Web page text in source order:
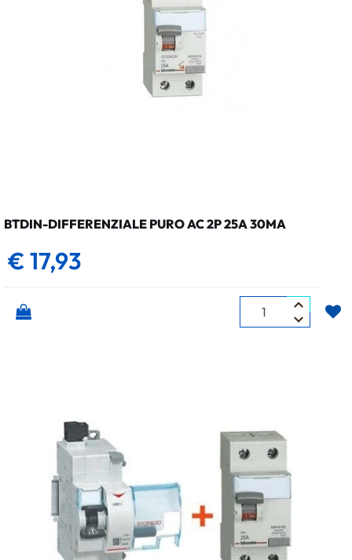
BTDIN-DIFFERENZIALE PURO AC 2P 25A 30MA
€ 17,93
Quantità